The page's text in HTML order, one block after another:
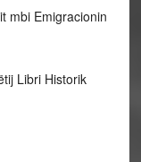
mbi Emigracionin
Libri Historik